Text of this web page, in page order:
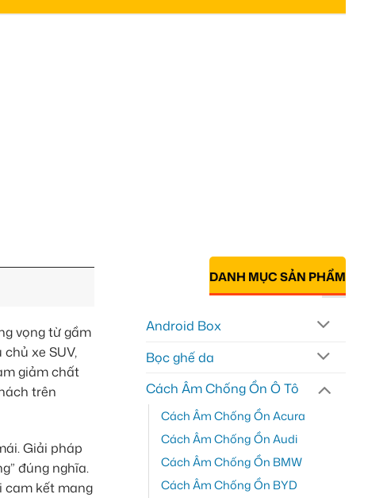
vọng từ gầm
xe SUV,
giảm chất
trên
Giải pháp
đúng nghĩa.
cam kết mang
DANH MỤC SẢN PHẨM
Android Box
Bọc ghế da
Cách Âm Chống Ồn Ô Tô
Cách Âm Chống Ồn Acura
Cách Âm Chống Ồn Audi
Cách Âm Chống Ồn BMW
Cách Âm Chống Ồn BYD